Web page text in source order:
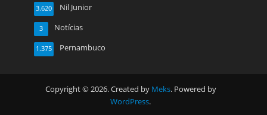
Nil Junior
3.620
Notícias
3
Pernambuco
1.375
Copyright © 2026. Created by Meks. Powered by
WordPress.